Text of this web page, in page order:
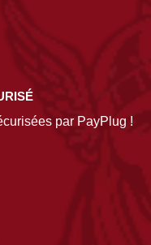
par PayPlug !